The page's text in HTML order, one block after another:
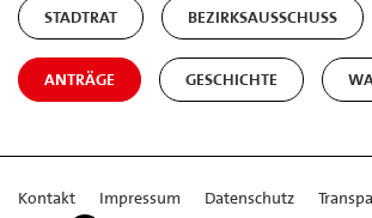
STADTRAT BEZIRKSAUSSCHUSS
ANTRÄGE GESCHICHTE
Kontakt Impressum Datenschutz